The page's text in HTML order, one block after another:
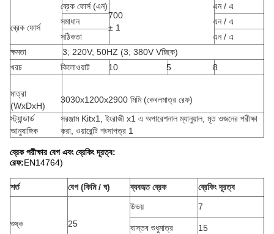
ব্রেক ফোর্স
ব্রেক ফোর্স (এন)
700
± 1
এন / এ
সমাধান
এন / এ
সঠিকতা
এন / এ
ক্ষমতা
3; 220V; 50HZ (3; 380V Vচ্ছিক)
খরচ
কিলোওয়াট 10 5 8
মাত্রা
(WxDxH)
3030x1200x2900 মিমি (কেবলমাত্র রেফ)
স্ট্যান্ডার্ড
আনুষাঙ্গিক
সরঞ্জাম Kitx1, ইংরাজী x1 এ অপারেশনাল ম্যানুয়াল, মৃত ওজনের পরীক্ষা
করা, ওয়ারেন্টি শংসাপত্র 1
ব্রেক পরীক্ষার বেগ এবং ব্রেকিং দূরত্ব:
রেফ:EN14764)
শর্ত বেগ (কিমি / ঘ) ব্যবহৃত ব্রেক ব্রেকিং দূরত্ব
শুষ্ক 25
উভয় 7
বাস্তব শুধুমাত্র 15